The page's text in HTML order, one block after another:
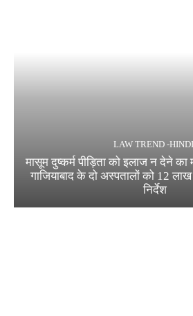
LAW TREND -HINDI
मासूम दुष्कर्म पीड़िता को इलाज न देने का
गाजियाबाद के दो अस्पतालों को 12
निर्देश